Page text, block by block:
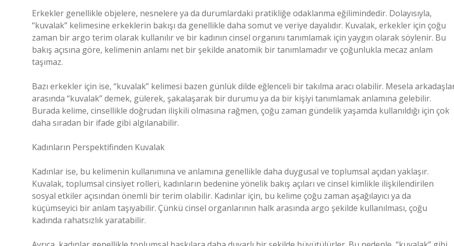
Erkekler genellikle objelere, nesnelere ya da durumlardaki pratikliğe odaklanma eğilimindedir. Dolayısıyla,
“kuvalak” kelimesine erkeklerin bakışı da genellikle daha somut ve veriye dayalıdır. Kuvalak, erkekler için çoğu
zaman bir argo terim olarak kullanılır ve bir kadının cinsel organını tanımlamak için yaygın olarak söylenir. Bu
bakış açısına göre, kelimenin anlamı net bir şekilde anatomik bir tanımlamadır ve çoğunlukla mecaz anlam
taşımaz.
Bazı erkekler için ise, “kuvalak” kelimesi bazen günlük dilde eğlenceli bir takılma aracı olabilir. Mesela
arasında “kuvalak” demek, gülerek, şakalaşarak bir durumu ya da bir kişiyi tanımlamak anlamına gelebilir.
Burada kelime, cinsellikle doğrudan ilişkili olmasına rağmen, çoğu zaman gündelik yaşamda kullanıldığı için çok
daha sıradan bir ifade gibi algılanabilir.
Kadınların Perspektifinden Kuvalak
Kadınlar ise, bu kelimenin kullanımına ve anlamına genellikle daha duygusal ve toplumsal açıdan yaklaşır.
Kuvalak, toplumsal cinsiyet rolleri, kadınların bedenine yönelik bakış açıları ve cinsel kimlikle ilişkilendirilen
sosyal etkiler açısından önemli bir terim olabilir. Kadınlar için, bu kelime çoğu zaman aşağılayıcı ya da
küçümseyici bir anlam taşıyabilir. Çünkü cinsel organlarının halk arasında argo şekilde kullanılması, çoğu
kadında rahatsızlık yaratabilir.